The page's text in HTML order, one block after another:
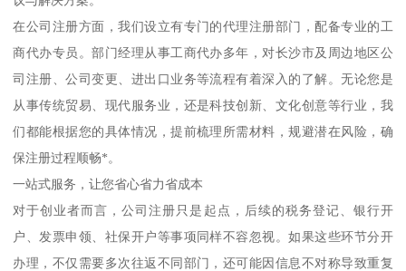
在公司注册方面，我们设立有专门的代理注册部门，配备专业的工
商代办专员。部门经理从事工商代办多年，对长沙市及周边地区公
司注册、公司变更、进出口业务等流程有着深入的了解。无论您是
从事传统贸易、现代服务业，还是科技创新、文化创意等行业，我
们都能根据您的具体情况，提前梳理所需材料，规避潜在风险，确
保注册过程顺畅*。
一站式服务，让您省心省力省成本
对于创业者而言，公司注册只是起点，后续的税务登记、银行开
户、发票申领、社保开户等事项同样不容忽视。如果这些环节分开
办理，不仅需要多次往返不同部门，还可能因信息不对称导致重复